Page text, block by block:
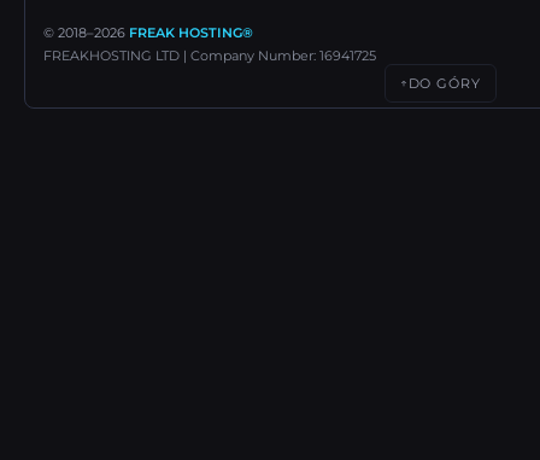
© 2018–2026 FREAK HOSTING®
FREAKHOSTING LTD | Company Number: 16941725
↑ DO GÓRY